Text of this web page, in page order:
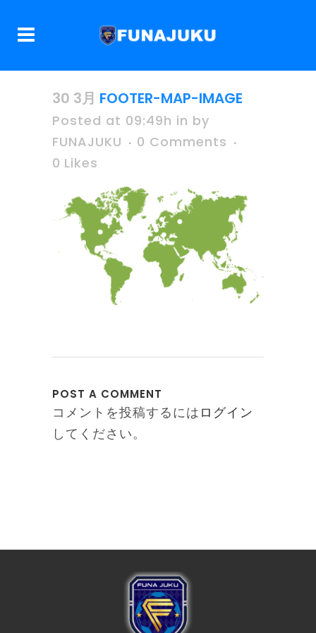
30 3月 FOOTER-MAP-IMAGE
Posted at 09:49h in by
FUNAJUKU
0 Comments
0 Likes
POST A COMMENT
コメントを投稿するには ログイン
してください。